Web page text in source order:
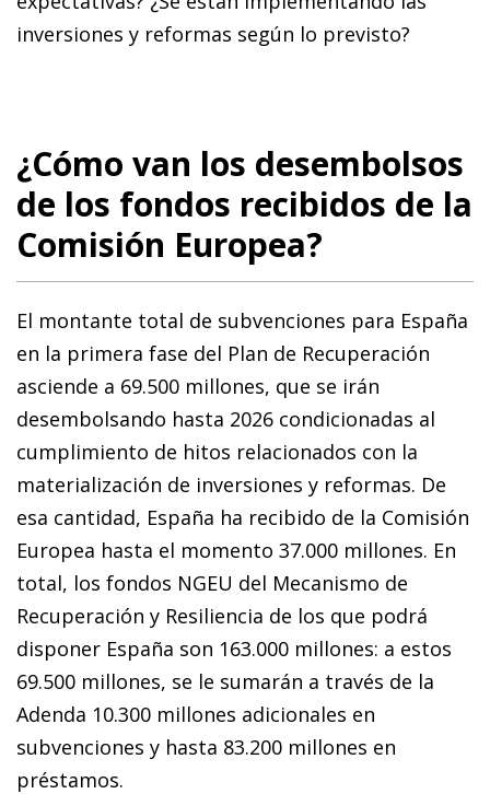
inversiones y reformas según lo previsto?
¿Cómo van los desembolsos
de los fondos recibidos de la
Comisión Europea?
El montante total de subvenciones para España
en la primera fase del Plan de Recuperación
asciende a 69.500 millones, que se irán
desembolsando hasta 2026 condicionadas al
cumplimiento de hitos relacionados con la
materialización de inversiones y reformas. De
esa cantidad, España ha recibido de la Comisión
Europea hasta el momento 37.000 millones. En
total, los fondos NGEU del Mecanismo de
Recuperación y Resiliencia de los que po­­drá
disponer España son 163.000 millones: a estos
69.500 millones, se le sumarán a través de la
Adenda 10.300 mi­­llones adicionales en
subvenciones y hasta 83.200 millones en
préstamos.